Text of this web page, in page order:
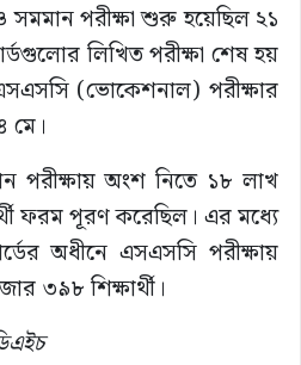
পরীক্ষা শুরু হয়েছিল ২১
লিখিত পরীক্ষা শেষ হয়
(ভোকেশনাল) পরীক্ষার
মে।
পরীক্ষায় অংশ নিতে ১৮ লাখ
ফরম পূরণ করেছিল। এর মধ্যে
অধীনে এসএসসি পরীক্ষায়
৩৯৮ শিক্ষার্থী।